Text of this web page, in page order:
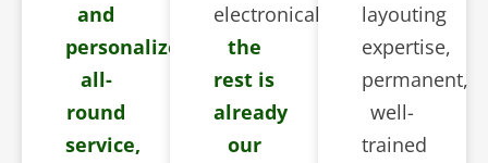
and
personalized
all-
round
service,
electronically,
the
rest is
already
our
layouting
expertise,
permanent,
well-
trained